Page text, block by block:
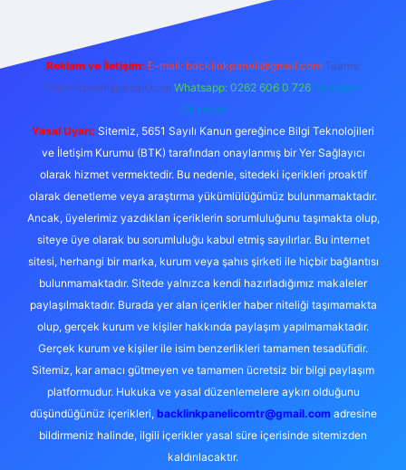
Reklam ve İletişim: E-mail: backlinkpaneli@gmail.com Teams:
forumhizmeti@gmail.com Whatsapp: 0262 606 0 726 Telegram:
@karabul
Yasal Uyarı: Sitemiz, 5651 Sayılı Kanun gereğince Bilgi Teknolojileri
ve İletişim Kurumu (BTK) tarafından onaylanmış bir Yer Sağlayıcı
olarak hizmet vermektedir. Bu nedenle, sitedeki içerikleri proaktif
olarak denetleme veya araştırma yükümlülüğümüz bulunmamaktadır.
Ancak, üyelerimiz yazdıkları içeriklerin sorumluluğunu taşımakta olup,
siteye üye olarak bu sorumluluğu kabul etmiş sayılırlar. Bu internet
sitesi, herhangi bir marka, kurum veya şahıs şirketi ile hiçbir bağlantısı
bulunmamaktadır. Sitede yalnızca kendi hazırladığımız makaleler
paylaşılmaktadır. Burada yer alan içerikler haber niteliği taşımamakta
olup, gerçek kurum ve kişiler hakkında paylaşım yapılmamaktadır.
Gerçek kurum ve kişiler ile isim benzerlikleri tamamen tesadüfidir.
Sitemiz, kar amacı gütmeyen ve tamamen ücretsiz bir bilgi paylaşım
platformudur. Hukuka ve yasal düzenlemelere aykırı olduğunu
düşündüğünüz içerikleri, backlinkpanelicomtr@gmail.comadresine
bildirmeniz halinde, ilgili içerikler yasal süre içerisinde sitemizden
kaldırılacaktır.